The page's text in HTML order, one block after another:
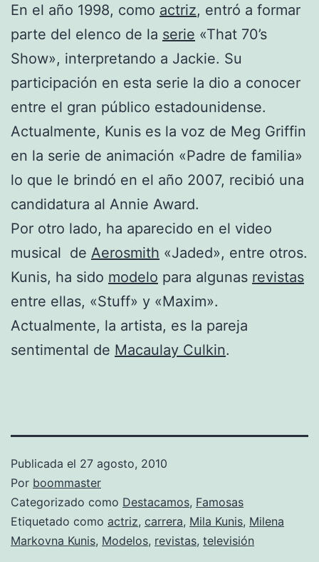
En el año 1998, como actriz, entró a formar
parte del elenco de la serie «That 70’s
Show», interpretando a Jackie. Su
participación en esta serie la dio a conocer
entre el gran público estadounidense.
Actualmente, Kunis es la voz de Meg Griffin
en la serie de animación «Padre de familia»
lo que le brindó en el año 2007, recibió una
candidatura al Annie Award.
Por otro lado, ha aparecido en el video
musical de Aerosmith «Jaded», entre otros.
Kunis, ha sido modelo para algunas revistas
entre ellas, «Stuff» y «Maxim».
Actualmente, la artista, es la pareja
sentimental de Macaulay Culkin.
Publicada el 27 agosto, 2010
Por boommaster
Categorizado como Destacamos, Famosas
Etiquetado como actriz, carrera, Mila Kunis, Milena
Markovna Kunis, Modelos, revistas, televisión